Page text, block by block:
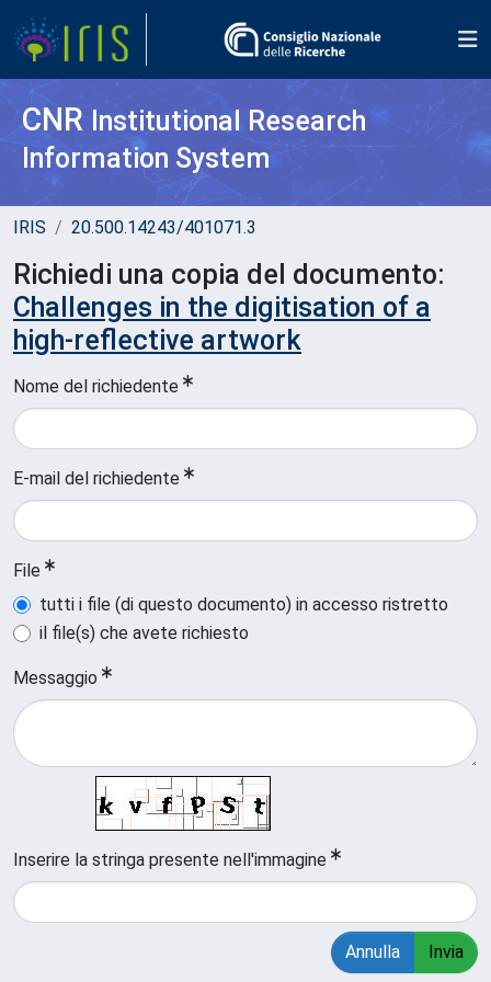
CNR Institutional Research
Information System
IRIS 20.500.14243/401071.3
Richiedi una copia del documento:
Challenges in the digitisation of a
high-reflective artwork
Nome del richiedente
E-mail del richiedente
File
tutti i file (di questo documento) in accesso ristretto
il file(s) che avete richiesto
Messaggio
Inserire la stringa presente nell'immagine
Annulla Invia